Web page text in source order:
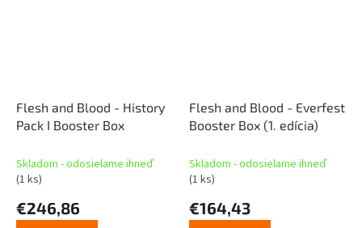
Flesh and Blood - History
Pack I Booster Box
Skladom - odosielame ihneď
(1 ks)
€246,86
Flesh and Blood - Everfest
Booster Box (1. edícia)
Skladom - odosielame ihneď
(1 ks)
€164,43